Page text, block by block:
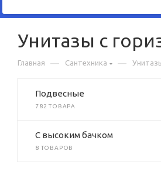
КАТАЛОГ
Унитазы с
Главная — Сантехника —
Подвесные
782 ТОВАРА
C высоким бачком
8 ТОВАРОВ